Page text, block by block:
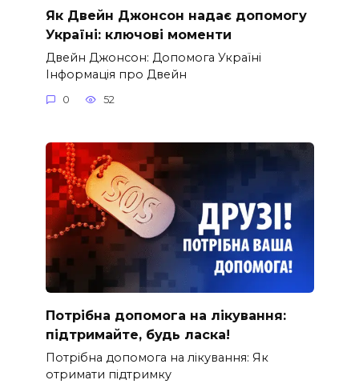
Як Двейн Джонсон надає допомогу
Україні: ключові моменти
Двейн Джонсон: Допомога Україні
Інформація про Двейн
0 52
Потрібна допомога на лікування:
підтримайте, будь ласка!
Потрібна допомога на лікування: Як
отримати підтримку